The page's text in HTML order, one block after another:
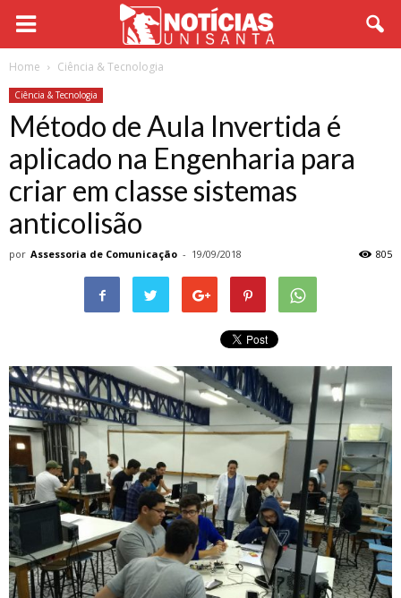
Home Ciência & Tecnologia
Ciência & Tecnologia
Método de Aula Invertida é
aplicado na Engenharia para
criar em classe sistemas
anticolisão
por Assessoria de Comunicação - 19/09/2018 805